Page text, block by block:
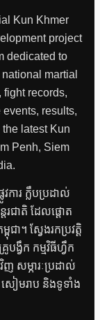
Kun Khmer
project
dedicated to
martial
fight records,
results,
latest Kun
Penh, Siem
ការ ក្លឹបប្រដាល់
រជាតិ ដែលផ្តោត
ា។ ស្វែងរកប្រវត្តិ
ង្វឹក កម្មវិធីហ្វឹក
សម្ភារៈប្រដាល់
សៀមរាប និងទូទាំង